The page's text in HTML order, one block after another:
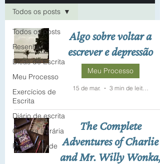
Todos os posts
Resenha
Dicas de Escrita
Meu Processo
Exercícios de
Escrita
Diário de escrita
Carreira literária
Produtividade
Todos os posts
Algo sobre voltar a
escrever e depressão
Meu Processo
15 de mar. 3 min de leitura
The Complete
Adventures of Charlie
and Mr. Willy Wonka,